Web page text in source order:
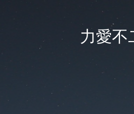
力愛不